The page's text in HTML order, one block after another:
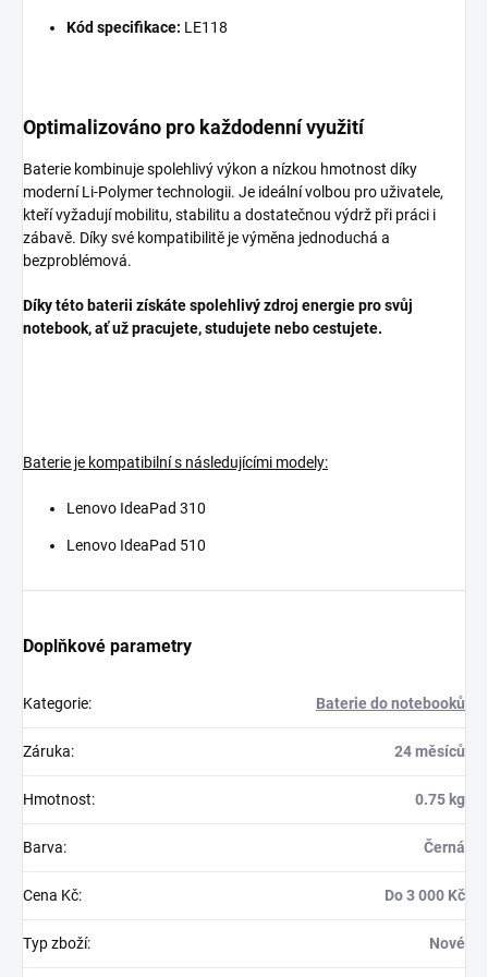
Kód specifikace: LE118
Optimalizováno pro každodenní využití
Baterie kombinuje spolehlivý výkon a nízkou hmotnost díky
moderní Li-Polymer technologii. Je ideální volbou pro uživatele,
kteří vyžadují mobilitu, stabilitu a dostatečnou výdrž při práci i
zábavě. Díky své kompatibilitě je výměna jednoduchá a
bezproblémová.
Díky této baterii získáte spolehlivý zdroj energie pro svůj
notebook, ať už pracujete, studujete nebo cestujete.
Baterie je kompatibilní s následujícími modely:
Lenovo IdeaPad 310
Lenovo IdeaPad 510
Doplňkové parametry
Kategorie: Baterie do notebooků
Záruka: 24 měsíců
Hmotnost: 0.75 kg
Barva: Černá
Cena Kč: Do 3 000 Kč
Typ zboží: Nové